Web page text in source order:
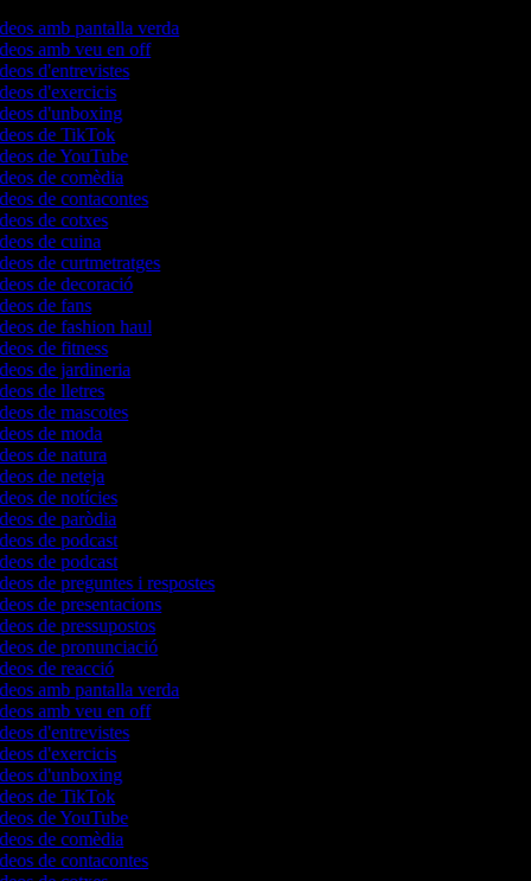
amb pantalla verda
amb veu en off
d'entrevistes
d'exercicis
d'unboxing
de TikTok
de YouTube
de comèdia
de contacontes
de cotxes
de cuina
de curtmetratges
de decoració
de fans
de fashion haul
de fitness
de jardineria
de lletres
de mascotes
de moda
de natura
de neteja
de notícies
de paròdia
de podcast
de podcast
de preguntes i respostes
de presentacions
de pressupostos
de pronunciació
de reacció
amb pantalla verda
amb veu en off
d'entrevistes
d'exercicis
d'unboxing
de TikTok
de YouTube
de comèdia
de contacontes